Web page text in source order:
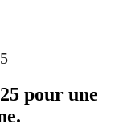
pour une